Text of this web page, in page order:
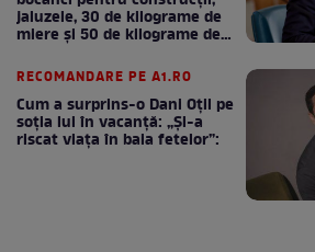
jaluzele, 30 de kilograme de
miere și 50 de kilograme de
RECOMANDARE PE A1.RO
Cum a surprins-o Dani Oțil pe
soția lui în vacanță: „Și-a
riscat viața în baia fetelor”: